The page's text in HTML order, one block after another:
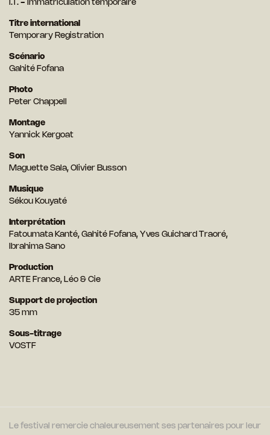
I.T. - Immatriculation temporaire
Titre international
Temporary Registration
Scénario
Gahité Fofana
Photo
Peter Chappell
Montage
Yannick Kergoat
Son
Maguette Sala, Olivier Busson
Musique
Sékou Kouyaté
Interprétation
Fatoumata Kanté, Gahité Fofana, Yves Guichard Traoré,
Ibrahima Sano
Production
ARTE France, Léo & Cie
Support de projection
35 mm
Sous-titrage
VOSTF
Le festival remercie chaleureusement ses partenaires pour leur